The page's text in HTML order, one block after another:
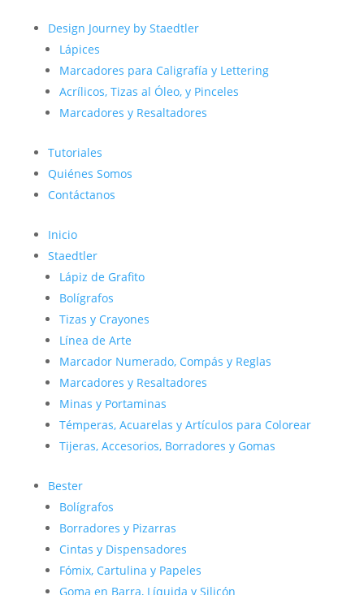
Design Journey by Staedtler
Lápices
Marcadores para Caligrafía y Lettering
Acrílicos, Tizas al Óleo, y Pinceles
Marcadores y Resaltadores
Tutoriales
Quiénes Somos
Contáctanos
Inicio
Staedtler
Lápiz de Grafito
Bolígrafos
Tizas y Crayones
Línea de Arte
Marcador Numerado, Compás y Reglas
Marcadores y Resaltadores
Minas y Portaminas
Témperas, Acuarelas y Artículos para Colorear
Tijeras, Accesorios, Borradores y Gomas
Bester
Bolígrafos
Borradores y Pizarras
Cintas y Dispensadores
Fómix, Cartulina y Papeles
Goma en Barra, Líquida y Silicón